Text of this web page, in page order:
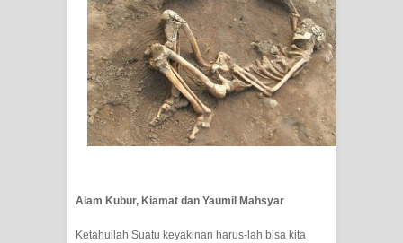
Wusul kepada Allah
Hati dan dua sayap
MUKASYAFAH MENURUT AHL AL-
SUNNAH WAL JAMA'AH: BUKAN
Alam Kubur, Kiamat dan Yaumil Mahsyar
Ketahuilah Suatu keyakinan harus-lah bisa kita